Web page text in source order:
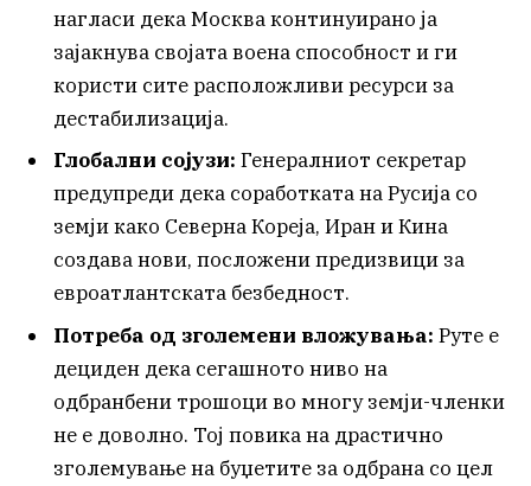
нагласи дека Москва континуирано ја
зајакнува својата воена способност и ги
користи сите расположливи ресурси за
дестабилизација.
Глобални сојузи: Генералниот секретар
предупреди дека соработката на Русија со
земји како Северна Кореја, Иран и Кина
создава нови, посложени предизвици за
евроатлантската безбедност.
Потреба од зголемени вложувања: Руте е
дециден дека сегашното ниво на
одбранбени трошоци во многу земји-членки
не е доволно. Тој повика на драстично
зголемување на буџетите за одбрана со цел